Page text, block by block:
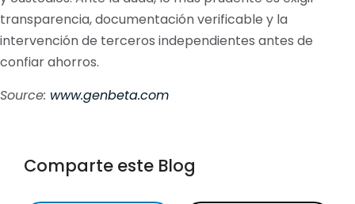
transparencia, documentación verificable y la
intervención de terceros independientes antes de
confiar ahorros.
Source: www.genbeta.com
Comparte este Blog